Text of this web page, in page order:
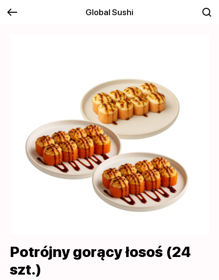
Global Sushi
Potrójny gorący łosoś (24
szt.)